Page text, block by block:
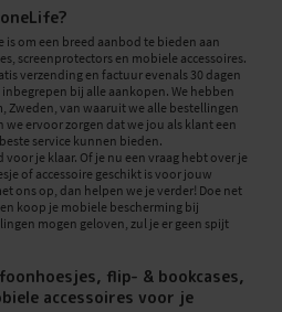
om een breed aanbod te bieden aan
screenprotectors en mobiele accessoires.
verzending en factuur evenals 30 dagen
bij alle aankopen. We hebben
Zweden, van waaruit we alle bestellingen
ervoor zorgen dat we jou als klant een
service kunnen bieden.
je klaar. Of je nu een vraag hebt over je
of accessoire geschikt is voor jouw
ons op, dan helpen we je verder! Doe net
koop je mobiele bescherming bij
mogen geloven, zul je er geen spijt
flip- & bookcases,
accessoires voor je